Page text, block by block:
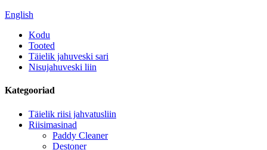
English
Kodu
Tooted
Täielik jahuveski sari
Nisujahuveski liin
Kategooriad
Täielik riisi jahvatusliin
Riisimasinad
Paddy Cleaner
Destoner